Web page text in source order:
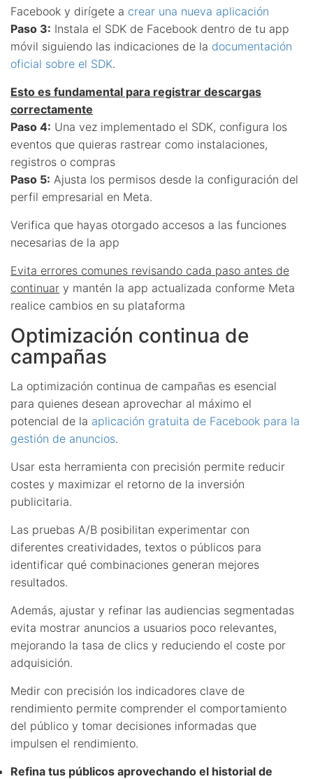
Facebook y dirígete a crear una nueva aplicación
Paso 3: Instala el SDK de Facebook dentro de tu app
móvil siguiendo las indicaciones de la documentación
oficial sobre el SDK.
Esto es fundamental para registrar descargas
correctamente
Paso 4: Una vez implementado el SDK, configura los
eventos que quieras rastrear como instalaciones,
registros o compras
Paso 5: Ajusta los permisos desde la configuración del
perfil empresarial en Meta.
Verifica que hayas otorgado accesos a las funciones
necesarias de la app
Evita errores comunes revisando cada paso antes de
continuar y mantén la app actualizada conforme Meta
realice cambios en su plataforma
Optimización continua de
campañas
La optimización continua de campañas es esencial
para quienes desean aprovechar al máximo el
potencial de la aplicación gratuita de Facebook para la
gestión de anuncios.
Usar esta herramienta con precisión permite reducir
costes y maximizar el retorno de la inversión
publicitaria.
Las pruebas A/B posibilitan experimentar con
diferentes creatividades, textos o públicos para
identificar qué combinaciones generan mejores
resultados.
Además, ajustar y refinar las audiencias segmentadas
evita mostrar anuncios a usuarios poco relevantes,
mejorando la tasa de clics y reduciendo el coste por
adquisición.
Medir con precisión los indicadores clave de
rendimiento permite comprender el comportamiento
del público y tomar decisiones informadas que
impulsen el rendimiento.
Refina tus públicos aprovechando el historial de